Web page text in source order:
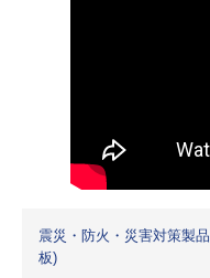
震災・防火・災害対策製品
板)